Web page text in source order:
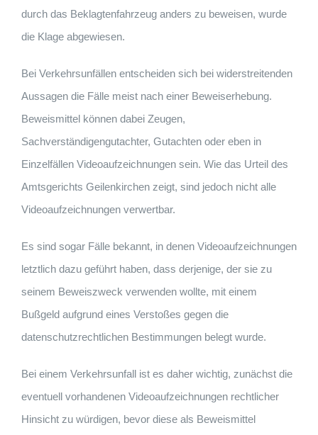
durch das Beklagtenfahrzeug anders zu beweisen, wurde
die Klage abgewiesen.
Bei Verkehrsunfällen entscheiden sich bei widerstreitenden
Aussagen die Fälle meist nach einer Beweiserhebung.
Beweismittel können dabei Zeugen,
Sachverständigengutachter, Gutachten oder eben in
Einzelfällen Videoaufzeichnungen sein. Wie das Urteil des
Amtsgerichts Geilenkirchen zeigt, sind jedoch nicht alle
Videoaufzeichnungen verwertbar.
Es sind sogar Fälle bekannt, in denen Videoaufzeichnungen
letztlich dazu geführt haben, dass derjenige, der sie zu
seinem Beweiszweck verwenden wollte, mit einem
Bußgeld aufgrund eines Verstoßes gegen die
datenschutzrechtlichen Bestimmungen belegt wurde.
Bei einem Verkehrsunfall ist es daher wichtig, zunächst die
eventuell vorhandenen Videoaufzeichnungen rechtlicher
Hinsicht zu würdigen, bevor diese als Beweismittel